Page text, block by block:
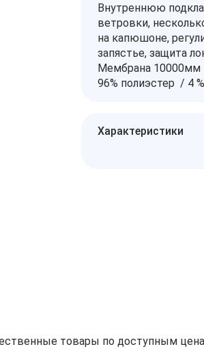
Внутреннюю
ветровки,
на капюшоне,
запястье, защита
Мембрана 10000мм
96% полиэстер / 4
Характеристики
товары по доступным